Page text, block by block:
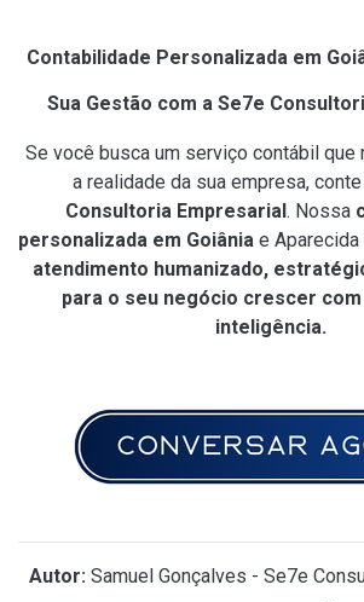
Contabilidade Personalizada em
Sua Gestão com a Se7e
Se você busca um serviço contábil que
a realidade da sua empresa,
Consultoria Empresarial . Nossa
personalizada em Goiânia e
atendimento humanizado,
para o seu negócio crescer
inteligência.
Autor: Samuel Gonçalves - Se7e